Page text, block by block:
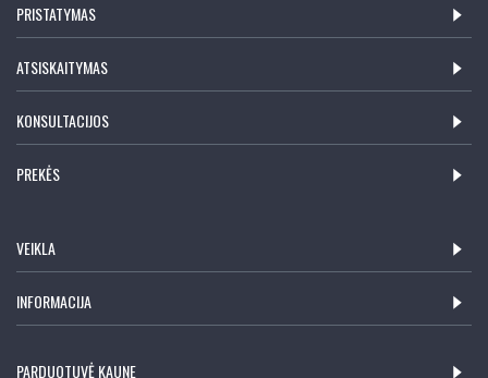
PRISTATYMAS
ATSISKAITYMAS
KONSULTACIJOS
PREKĖS
VEIKLA
INFORMACIJA
PARDUOTUVĖ KAUNE